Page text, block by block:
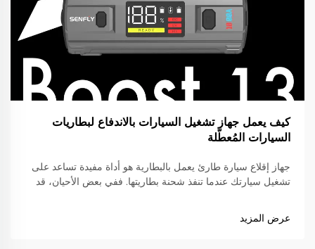
كيف يعمل جهاز تشغيل السيارات بالاندفاع لبطاريات
السيارات المُعطّلة
جهاز إقلاع سيارة طارئ يعمل بالبطارية هو أداة مفيدة تساعد على
تشغيل سيارتك عندما تنفذ شحنة بطاريتها. ففي بعض الأحيان، قد
سيارتك عن التشغيل. وبدلًا من الاتصال بالمساعدة أو الانتظار حتى
يقوم شخصٌ ما بإعادة تشغيلها باستخدام كابلات القفز، يمكنك...
عرض المزيد